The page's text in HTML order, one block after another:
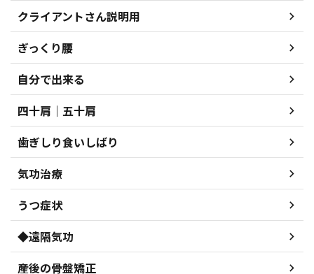
クライアントさん説明用
ぎっくり腰
自分で出来る
四十肩｜五十肩
歯ぎしり食いしばり
気功治療
うつ症状
◆遠隔気功
産後の骨盤矯正